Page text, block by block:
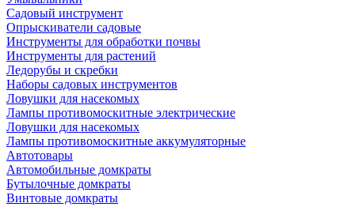
Садовый инструмент
Опрыскиватели садовые
Инструменты для обработки почвы
Инструменты для растений
Ледорубы и скребки
Наборы садовых инструментов
Ловушки для насекомых
Лампы противомоскитные электрические
Ловушки для насекомых
Лампы противомоскитные аккумуляторные
Автотовары
Автомобильные домкраты
Бутылочные домкраты
Винтовые домкраты